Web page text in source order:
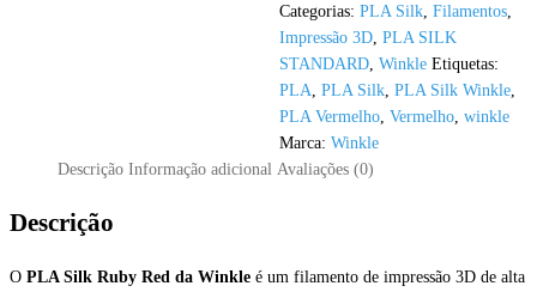
Ruby
Red
WINKLE
-
1KG
1.75mm
Categorias: PLA Silk, Filamentos,
Impressão 3D, PLA SILK
STANDARD, Winkle Etiquetas:
PLA PLA Silk, PLA Silk Winkle,
PLA Vermelho, Vermelho, winkle
Marca: Winkle
Descrição Informação adicional Avaliações (0)
Descrição
O PLA Silk Ruby Red da Winkle é um filamento de impressão 3D de alta